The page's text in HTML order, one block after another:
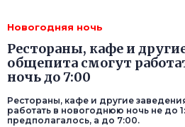
Новогодняя ночь
Рестораны, кафе и
общепита смогут
ночь до 7:00
Рестораны, кафе и другие
работать в новогоднюю ночь не до
предполагалось, а до 7:00.